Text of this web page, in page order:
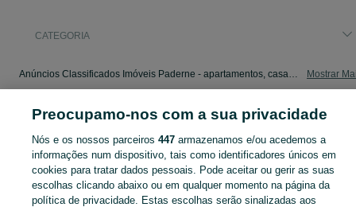
CATEGORIA
Anúncios Classificados Imóveis Paderne - apartamentos, casas para arrendar, para vender. Veja os anúncios ou publique o seu anúncio de Imóveis grátis no OLX. Mostrar
Mapa do site
Mapa de mini-sites
Pesquisas populares
Preocupamo-nos com a sua privacidade
Nós e os nossos parceiros 447armazenamos e/ou acedemos a
informações num dispositivo, tais como identificadores únicos em
cookies para tratar dados pessoais. Pode aceitar ou gerir as suas
escolhas clicando abaixo ou em qualquer momento na página da
política de privacidade. Estas escolhas serão sinalizadas aos